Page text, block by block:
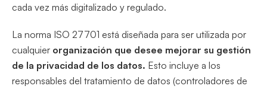
cada vez más digitalizado y regulado.
La norma ISO 27701 está diseñada para ser utilizada por
cualquier organización que desee mejorar su gestión
de la privacidad de los datos. Esto incluye a los
responsables del tratamiento de datos (controladores de